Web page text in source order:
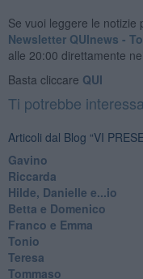
Se vuoi leggere le notizie
Newsletter QUInews -
alle 20:00 direttamente
Basta cliccare QUI
Ti potrebbe
Articoli dal Blog “VI
Gavino
Riccarda
Hilde, Danielle e...io
Betta e Domenico
​Franco e Emma
Tonio
Teresa
Tommaso